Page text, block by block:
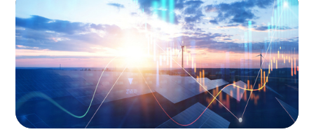
Private Equity's Role in Powering the Energy
Transition